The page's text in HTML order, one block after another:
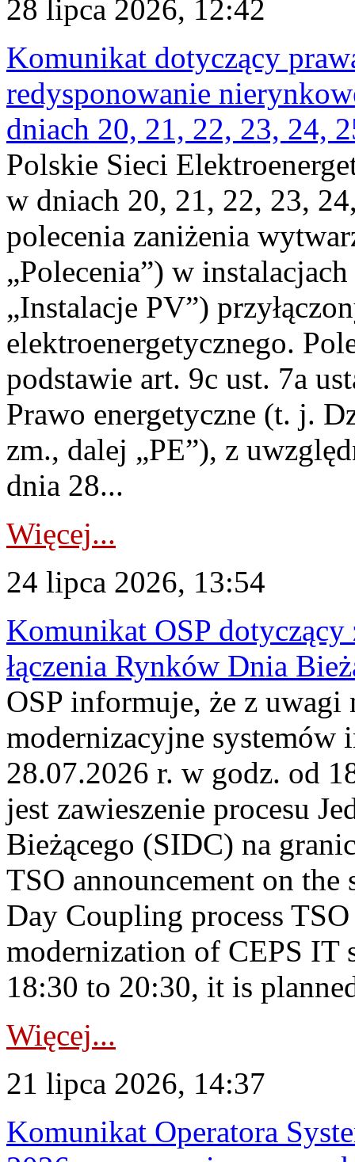
28 lipca 2026, 12:42
Komunikat dotyczący
redysponowanie
dniach 20, 21, 22, 23, 24,
Polskie Sieci
w dniach 20, 21, 22, 23,
polecenia zaniżenia
„Polecenia”) w
„Instalacje PV”)
elektroenergetycznego.
podstawie art. 9c ust. 7a
Prawo energetyczne (t. j.
zm., dalej „PE”), z
dnia 28...
Więcej...
24 lipca 2026, 13:54
Komunikat OSP dotyczący
łączenia Rynków Dnia
OSP informuje, że z uwagi
modernizacyjne
28.07.2026 r. w godz. od
jest zawieszenie procesu
Bieżącego (SIDC) na
TSO announcement on
Day Coupling process
modernization of CEPS IT
18:30 to 20:30, it is
Więcej...
21 lipca 2026, 14:37
Komunikat Operatora